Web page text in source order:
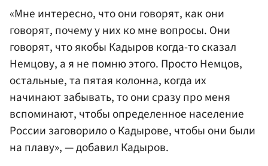
«Мне интересно, что они говорят, как они
говорят, почему у них ко мне вопросы. Они
говорят, что якобы Кадыров когда-то сказал
Немцову, а я не помню этого. Просто Немцов,
остальные, та пятая колонна, когда их
начинают забывать, то они сразу про меня
вспоминают, чтобы определенное население
России заговорило о Кадырове, чтобы они были
на плаву», — добавил Кадыров.